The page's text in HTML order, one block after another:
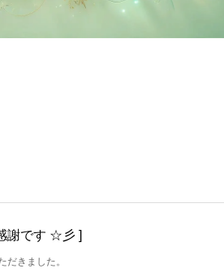
謝です ☆彡 ]
だきました。